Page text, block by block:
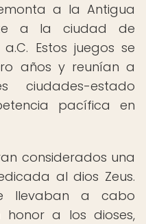
a la Antigua
a la ciudad de
Estos juegos se
años y reunían a
ciudades-estado
pacífica en
considerados una
al dios Zeus.
llevaban a cabo
honor a los dioses,